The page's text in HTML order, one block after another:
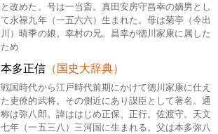
と改めた。号は一当斎。真田安房守昌幸の嫡男とし
て永禄九年（一五六六）生まれた。母は菊亭（今出
川）晴季の娘。幸村の兄。昌幸が徳川家康に属した
ため
本多正信 （国史大辞典）
戦国時代から江戸時代前期にかけて徳川家康に仕え
た吏僚的武将。その側近にあり謀臣として著名。通
称は弥八郎。諱ははじめ正保、正行。佐渡守。天文
七年（一五三八）三河国に生まれる。父は本多弥八